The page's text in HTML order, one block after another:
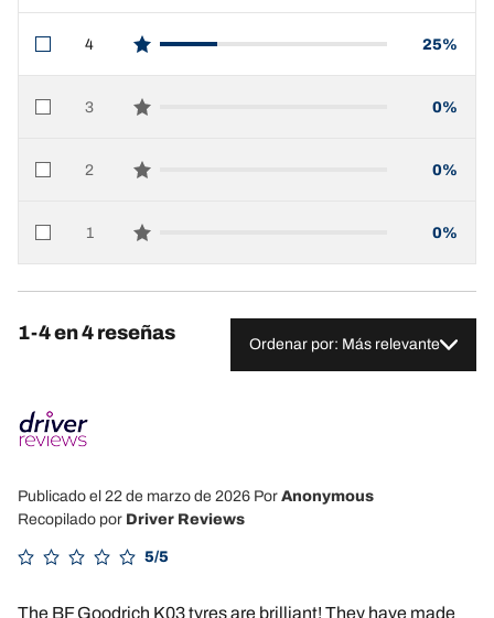
4
star reviews
25%
3
star reviews
0%
2
star reviews
0%
1
star reviews
0%
1-4 en 4 reseñas
Ordenar por: Más relevante
Publicado el 22 de marzo de 2026 Por Anonymous
Recopilado por Driver Reviews
5/5
The BF Goodrich K03 tyres are brilliant! They have made